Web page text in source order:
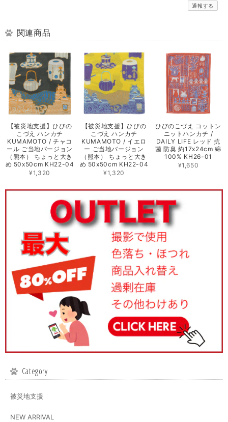
通報する
関連商品
【被災地支援】ひびの
こづえ ハンカチ
KUMAMOTO / チャコ
ール ご当地バージョン
（熊本） ちょっと大き
め 50x50cm KH22-04
¥1,320
【被災地支援】ひびの
こづえ ハンカチ
KUMAMOTO / イエロ
ー ご当地バージョン
（熊本） ちょっと大き
め 50x50cm KH22-04
¥1,320
ひびのこづえ コットン
ニットハンカチ /
DAILY LIFE レッド 抗
菌 防臭 約17x24cm 綿
100% KH26-01
¥1,650
Category
被災地支援
NEW ARRIVAL